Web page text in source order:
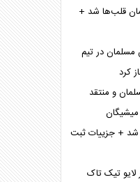
متحدان ایران
جدید است؟
قلب‌ها شد +
در تیم
کرد
و منتقد
میشیگان
شد + جزییات ثبت
لایو تیک تاک